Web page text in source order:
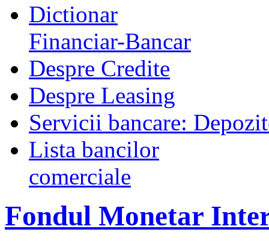
Dictionar
Financiar-Bancar
Despre Credite
Despre Leasing
Servicii bancare:
Lista bancilor
comerciale
Fondul Monetar